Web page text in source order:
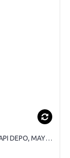
KIA CEED 3/5ΠΟΡΤΟ '13-'15 ΕΜΠΡΟΣ ΦΑΝΑΡΙ DEPO, ΜΑΥΡΟ - ΟΔΗΓΟΥ